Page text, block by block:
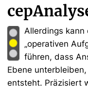
Allerdings kann
„operativen
führen, dass
Ebene
entsteht. Präzisiert